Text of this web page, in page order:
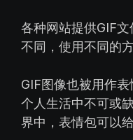
各种网站提供GIF
不同，使用不同的
GIF图像也被用作
个人生活中不可或
界中，表情包可以